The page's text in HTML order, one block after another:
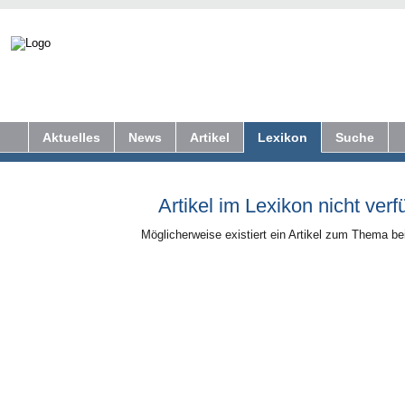
Aktuelles News Artikel Lexikon Suche
Artikel im Lexikon nicht
Möglicherweise existiert ein Artikel zum Thema